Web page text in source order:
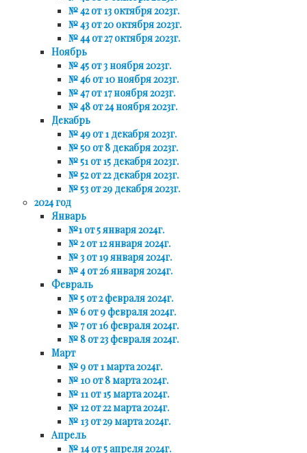
№ 42 от 13 октября 2023г.
№ 43 от 20 октября 2023г.
№ 44 от 27 октября 2023г.
Ноябрь
№ 45 от 3 ноября 2023г.
№ 46 от 10 ноября 2023г.
№ 47 от 17 ноября 2023г.
№ 48 от 24 ноября 2023г.
Декабрь
№ 49 от 1 декабря 2023г.
№ 50 от 8 декабря 2023г.
№ 51 от 15 декабря 2023г.
№ 52 от 22 декабря 2023г.
№ 53 от 29 декабря 2023г.
2024 год
Январь
№1 от 5 января 2024г.
№ 2 от 12 января 2024г.
№ 3 от 19 января 2024г.
№ 4 от 26 января 2024г.
Февраль
№ 5 от 2 февраля 2024г.
№ 6 от 9 февраля 2024г.
№ 7 от 16 февраля 2024г.
№ 8 от 23 февраля 2024г.
Март
№ 9 от 1 марта 2024г.
№ 10 от 8 марта 2024г.
№ 11 от 15 марта 2024г.
№ 12 от 22 марта 2024г.
№ 13 от 29 марта 2024г.
Апрель
№ 14 от 5 апреля 2024г.